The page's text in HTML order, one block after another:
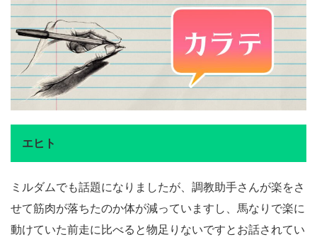
エヒト
ミルダムでも話題になりましたが、調教助手さんが楽をさ
せて筋肉が落ちたのか体が減っていますし、馬なりで楽に
動けていた前走に比べると物足りないですとお話されてい